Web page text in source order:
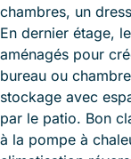
chambres, un
En dernier étage,
aménagés pour
bureau ou
stockage avec
par le patio. Bon
à la pompe à